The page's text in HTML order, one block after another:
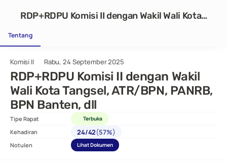
Komisi II Rabu, 24 September 2025
RDP+RDPU Komisi II dengan Wakil
Wali Kota Tangsel, ATR/BPN, PANRB,
BPN Banten, dll
Tipe Rapat Terbuka
Kehadiran 24/42(57%)
Notulen Lihat Dokumen
RDP+RDPU Komisi II dengan Wakil Wali Kota
Tentang